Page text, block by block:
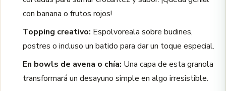
con banana o frutos rojos!
Topping creativo: Espolvoreala sobre budines,
postres o incluso un batido para dar un toque especial.
En bowls de avena o chía: Una capa de esta granola
transformará un desayuno simple en algo irresistible.